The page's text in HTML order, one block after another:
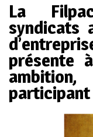
La
syndicats
présente
participant